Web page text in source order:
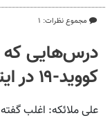
مجموع نظرات: ۱
درس‌هایی که
کووید-۱۹ در ایتالیا گرفت
علی ملائکه: اغلب